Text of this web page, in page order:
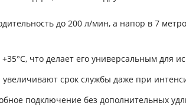
до 200 л/мин, а напор в 7
что делает его универсальным для
срок службы даже при
подключение без дополнительных